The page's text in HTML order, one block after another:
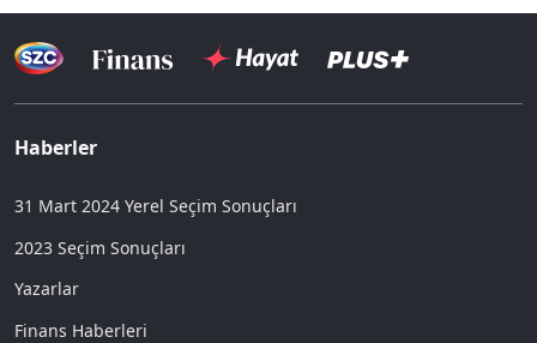
Haberler
31 Mart 2024 Yerel Seçim Sonuçları
2023 Seçim Sonuçları
Yazarlar
Finans Haberleri